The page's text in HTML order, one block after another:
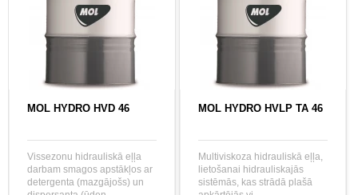
MOL HYDRO HVD 46
Vissezonu hidrauliskā eļļa
darbam smagos apstākļos ar
detergenta (mazgājošs) un
MOL HYDRO HVLP TA 46
Multiviskoza hidrauliskā eļļa,
lietošanai hidrauliskajās
sistēmās, kas strādā plašā